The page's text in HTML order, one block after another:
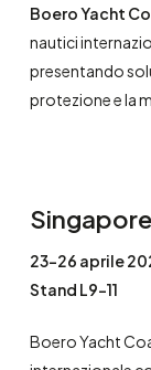
Boero Yacht
nautici
presentando
protezione e la
23-26 aprile
Stand L9-11
Boero Yacht